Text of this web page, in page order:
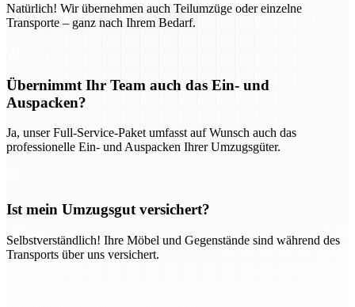
Natürlich! Wir übernehmen auch Teilumzüge oder einzelne
Transporte – ganz nach Ihrem Bedarf.
Übernimmt Ihr Team auch das Ein- und
Auspacken?
Ja, unser Full-Service-Paket umfasst auf Wunsch auch das
professionelle Ein- und Auspacken Ihrer Umzugsgüter.
Ist mein Umzugsgut versichert?
Selbstverständlich! Ihre Möbel und Gegenstände sind während des
Transports über uns versichert.